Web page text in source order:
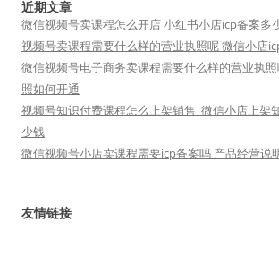
近期文章
微信视频号卖课程怎么开店 小红书小店icp备案多
视频号卖课程需要什么样的营业执照呢 微信小店
微信视频号电子商务卖课程需要什么样的营业执
照如何开通
视频号知识付费课程怎么上架销售_微信小店上架
少钱
微信视频号小店卖课程需要icp备案吗 产品经营说
友情链接